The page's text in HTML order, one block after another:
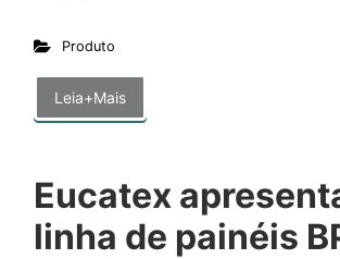
Produto
Leia+Mais
Eucatex
linha de painéis